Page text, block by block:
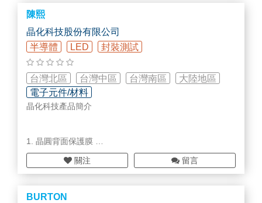
<代理國際知名大廠設備>
01. Newport(New Focus、Oriel、ILX Lightwave)
02. Gooch & Housego
03. Redfern Integrated Optics (RIO)
04. mecwins
05. tec5
06. Photline Technologies
07. Litron Lasers
08. Onefive
09. Fiber Labs
12. sens light
13. Opsytec
14. PD-LD
陳熙
晶化科技股份有限公司
半導體
LED 封裝測試
台灣北區 台灣中區 台灣南區
大陸地區
電子元件/材料
晶化科技產品簡介
1. 晶圓背面保護膜
2. 片狀/膜狀封裝材料
3. 熱固型 B Stage 黏著劑
關注 留言
BURTON